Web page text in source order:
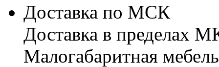
Доставка по МСК
Доставка в пределах
Малогабаритная